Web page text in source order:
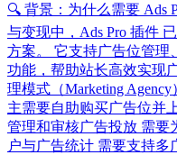
🔍 背景：为什么需要 Ads
与变现中，Ads Pro 插件
方案。 它支持广告位管理
功能，帮助站长高效实现
理模式（Marketing
主需要自助购买广告位并
管理和审核广告投放 需要
户与广告统计 需要支持